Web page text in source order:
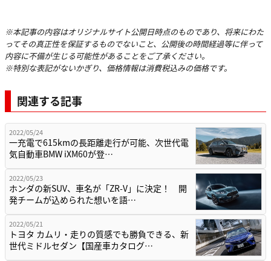
※本記事の内容はオリジナルサイト公開日時点のものであり、将来にわた
ってその真正性を保証するものでないこと、公開後の時間経過等に伴って
内容に不備が生じる可能性があることをご了承ください。
※特別な表記がないかぎり、価格情報は消費税込みの価格です。
関連する記事
2022/05/24
一充電で615kmの長距離走行が可能、次世代電
気自動車BMW iXM60が登…
2022/05/23
ホンダの新SUV、車名が「ZR-V」に決定！ 開
発チームが込められた想いを語…
2022/05/21
トヨタ カムリ・走りの質感でも勝負できる、新
世代ミドルセダン【国産車カタログ…